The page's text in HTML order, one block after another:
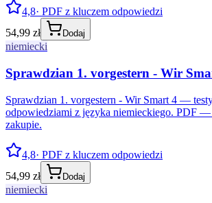
4,8· PDF z kluczem odpowiedzi
54,99 zł
Dodaj
niemiecki
Sprawdzian 1. vorgestern - Wir
Sprawdzian 1. vorgestern - Wir Smart 4 —
odpowiedziami z języka niemieckiego. PDF —
zakupie.
4,8· PDF z kluczem odpowiedzi
54,99 zł
Dodaj
niemiecki